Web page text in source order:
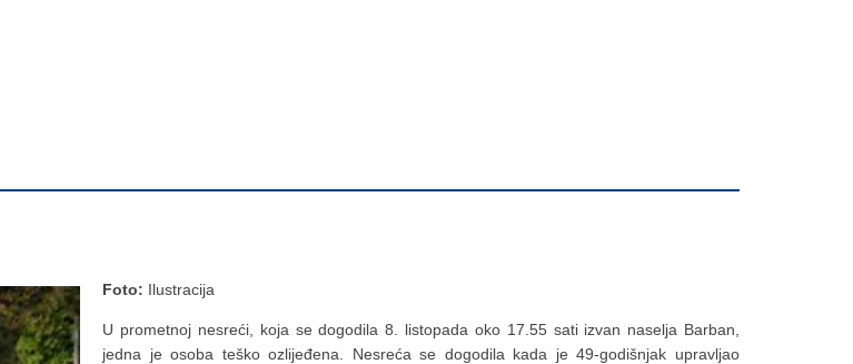
Foto: Ilustracija
U prometnoj nesreći, koja se dogodila 8. listopada oko 17.55 sati izvan naselja Barban,
jedna je osoba teško ozlijeđena. Nesreća se dogodila kada je 49-godišnjak upravljao